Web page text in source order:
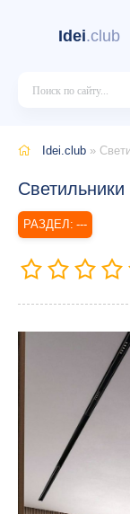
Idei.club
Idei.club »
---